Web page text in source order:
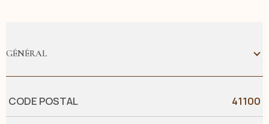
GÉNÉRAL
Caractérisque Valeurs
CODE POSTAL 41100